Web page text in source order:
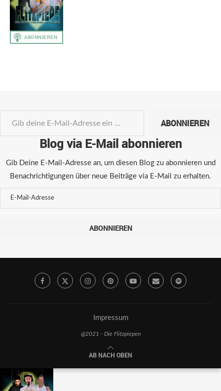
ABONNIEREN
Blog via E-Mail abonnieren
Gib Deine E-Mail-Adresse an, um diesen Blog zu abonnieren und
Benachrichtigungen über neue Beiträge via E-Mail zu erhalten.
ABONNIEREN
Impressum
@2021 - Die Flitzpiepen
AB NACH OBEN